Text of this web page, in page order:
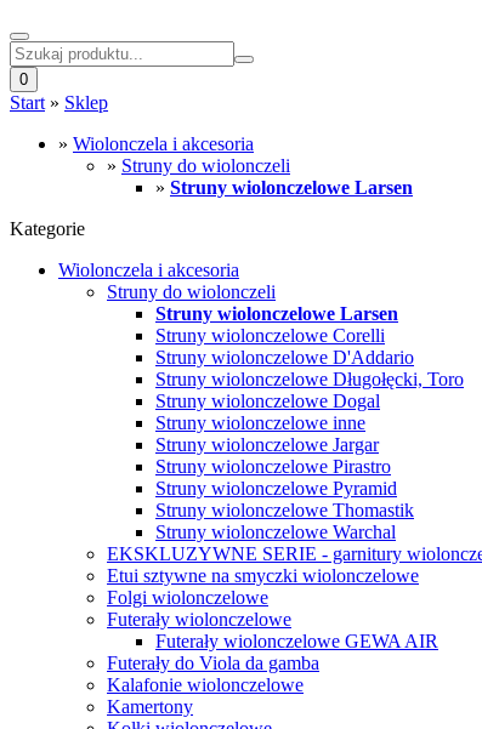
0
Start » Sklep
» Wiolonczela i akcesoria
» Struny do wiolonczeli
» Struny wiolonczelowe Larsen
Kategorie
Wiolonczela i akcesoria
Struny do wiolonczeli
Struny wiolonczelowe Larsen
Struny wiolonczelowe Corelli
Struny wiolonczelowe D'Addario
Struny wiolonczelowe Długołęcki, Toro
Struny wiolonczelowe Dogal
Struny wiolonczelowe inne
Struny wiolonczelowe Jargar
Struny wiolonczelowe Pirastro
Struny wiolonczelowe Pyramid
Struny wiolonczelowe Thomastik
Struny wiolonczelowe Warchal
EKSKLUZYWNE SERIE - garnitury
Etui sztywne na smyczki wiolonczelowe
Folgi wiolonczelowe
Futerały wiolonczelowe
Futerały wiolonczelowe GEWA AIR
Futerały do Viola da gamba
Kalafonie wiolonczelowe
Kamertony